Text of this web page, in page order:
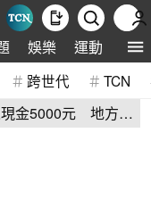
娛樂 運動 全球
跨世代 TCN
現金5000元 地方加